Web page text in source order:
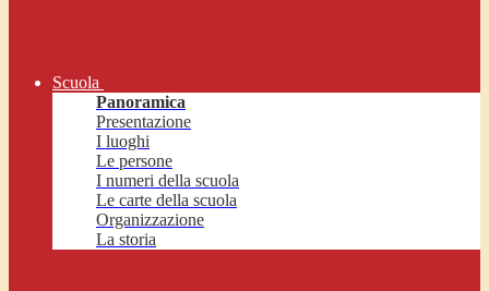
Scuola
Panoramica
Presentazione
I luoghi
Le persone
I numeri della scuola
Le carte della scuola
Organizzazione
La storia